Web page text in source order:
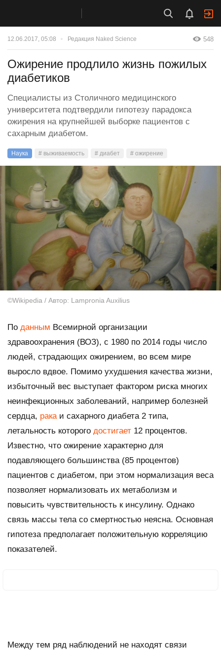
12.06.2017, 05:08 Редакция Naked Science 548
Ожирение продлило жизнь пожилых
диабетиков
Специалисты из Столичного медицинского
университета подтвердили гипотезу парадокса
ожирения на крупнейшей выборке пациентов с
сахарным диабетом.
Наука # выживаемость # диабет # ожирение
©Wikipedia / Автор: Lampronia Auxilius
По данным Всемирной организации
здравоохранения (ВОЗ), с 1980 по 2014 годы число
людей, страдающих ожирением, во всем мире
выросло вдвое. Помимо ухудшения качества жизни,
избыточный вес выступает фактором риска многих
неинфекционных заболеваний, например болезней
сердца, рака и сахарного диабета 2 типа,
летальность которого достигает 12 процентов.
Известно, что ожирение характерно для
подавляющего большинства (85 процентов)
пациентов с диабетом, при этом нормализация веса
позволяет нормализовать их метаболизм и
повысить чувствительность к инсулину. Однако
связь массы тела со смертностью неясна. Основная
гипотеза предполагает положительную корреляцию
показателей.
Между тем ряд наблюдений не находят связи